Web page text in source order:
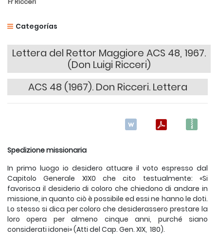
Categorías
Lettera del Rettor Maggiore ACS 48, 1967.
(Don Luigi Ricceri)
ACS 48 (1967). Don Ricceri. Lettera
Spedizione missionaria
In primo luogo io desidero attuare il voto espresso dal
Capitolo Generale XIX0 che cito testualmente: «Si
favorisca il desiderio di coloro che chiedono di andare in
missione, in quanto ciò è possibile ed essi ne hanno le doti.
Lo stesso si dica per coloro che desiderassero pre­stare la
loro opera per almeno cinque anni, purché siano
considerati idonei» (Atti del Cap. Gen. XIX, 180).